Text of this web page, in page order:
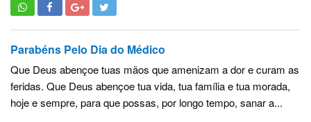
Parabéns Pelo Dia do Médico
Que Deus abençoe tuas mãos que amenizam a dor e curam as
feridas. Que Deus abençoe tua vida, tua família e tua morada,
hoje e sempre, para que possas, por longo tempo, sanar a...